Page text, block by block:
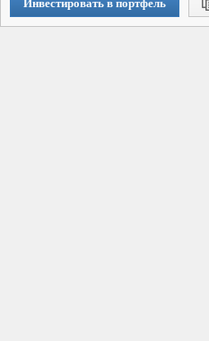
Инвестировать в портфель